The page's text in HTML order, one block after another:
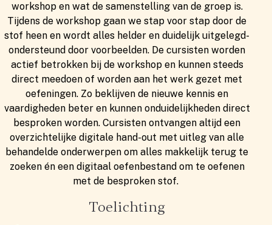
workshop en wat de samenstelling van de groep is.
Tijdens de workshop gaan we stap voor stap door de
stof heen en wordt alles helder en duidelijk uitgelegd-
ondersteund door voorbeelden. De cursisten worden
actief betrokken bij de workshop en kunnen steeds
direct meedoen of worden aan het werk gezet met
oefeningen. Zo beklijven de nieuwe kennis en
vaardigheden beter en kunnen onduidelijkheden direct
besproken worden. Cursisten ontvangen altijd een
overzichtelijke digitale hand-out met uitleg van alle
behandelde onderwerpen om alles makkelijk terug te
zoeken én een digitaal oefenbestand om te oefenen
met de besproken stof.
Toelichting